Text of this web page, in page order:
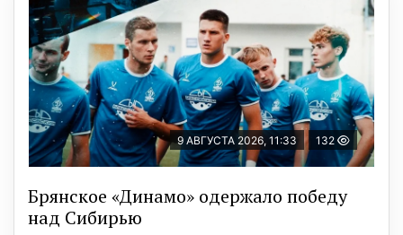
9 АВГУСТА 2026, 11:33 132
Брянское «Динамо» одержало победу
над Сибирью